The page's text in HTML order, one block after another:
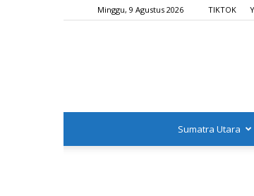
Minggu, 9 Agustus 2026 TIKTOK
Sumatra Utara